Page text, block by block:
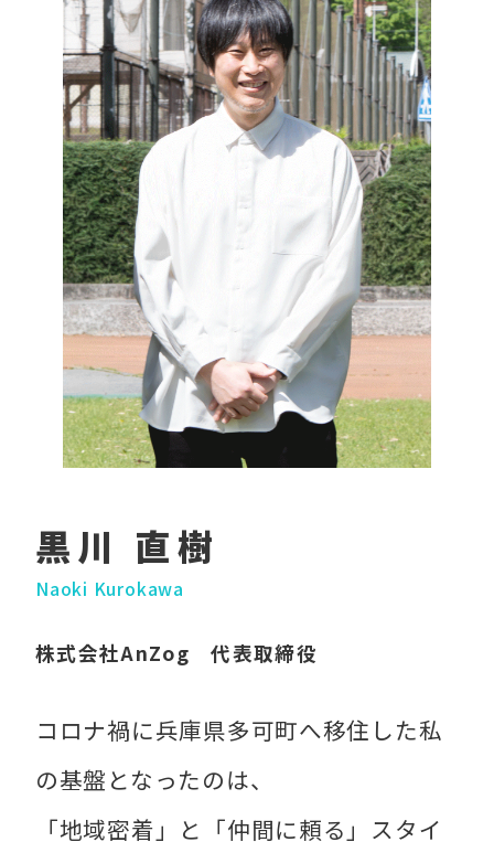
黒川 直樹
Naoki Kurokawa
株式会社AnZog 代表取締役
コロナ禍に兵庫県多可町へ移住した私
の基盤となったのは、
「地域密着」と「仲間に頼る」スタイ